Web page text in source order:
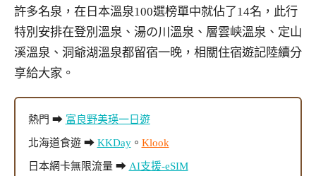
許多名泉，在日本溫泉100選榜單中就佔了14名，此行
特別安排在登別溫泉、湯の川溫泉、層雲峡溫泉、定山
溪溫泉、洞爺湖溫泉都留宿一晚，相關住宿遊記陸續分
享給大家。
熱門 ➡ 富良野美瑛一日遊
北海道食遊 ➡ KKDay。 Klook
日本網卡無限流量 ➡ AI支援-eSIM